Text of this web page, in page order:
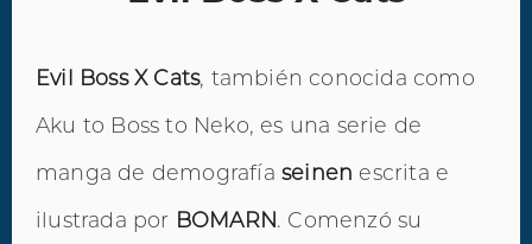
Evil Boss X Cats, también conocida como
Aku to Boss to Neko, es una serie de
manga de demografía seinen escrita e
ilustrada por BOMARN. Comenzó su